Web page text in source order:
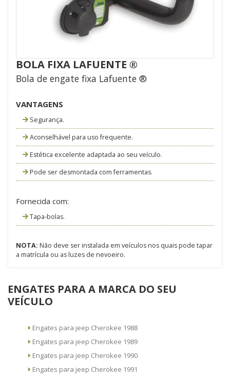
BOLA FIXA LAFUENTE ®
Bola de engate fixa Lafuente ®
VANTAGENS
Segurança.
Aconselhável para uso frequente.
Estética excelente adaptada ao seu veículo.
Pode ser desmontada com ferramentas.
Fornecida com:
Tapa-bolas.
NOTA: Não deve ser instalada em veículos nos quais pode tapar
a matrícula ou as luzes de nevoeiro.
ENGATES PARA A MARCA DO SEU
VEÍCULO
Engates para jeep Cherokee 1988
Engates para jeep Cherokee 1989
Engates para jeep Cherokee 1990
Engates para jeep Cherokee 1991